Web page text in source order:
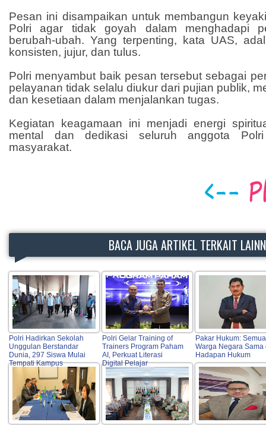
Pesan ini disampaikan untuk membangun
Polri agar tidak goyah dalam menghadapi
berubah-ubah. Yang terpenting, kata UAS,
konsisten, jujur, dan tulus.
Polri menyambut baik pesan tersebut sebagai
pelayanan tidak selalu diukur dari pujian publik,
dan kesetiaan dalam menjalankan tugas.
Kegiatan keagamaan ini menjadi energi
mental dan dedikasi seluruh anggota
masyarakat.
BACA JUGA ARTIKEL TERKAIT
Polri Hadirkan Sekolah
Unggulan Berstandar
Dunia, 297 Siswa Mulai
Tempati Kampus
Polri Gelar Training of
Trainers Program Paham
AI, Perkuat Literasi
Digital Pelajar
Pakar Hukum: Semua
Warga Negara Sama
Hadapan Hukum